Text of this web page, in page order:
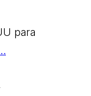
para